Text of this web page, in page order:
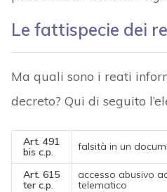
Le fattispecie dei
Ma quali sono i reati
decreto? Qui di seguito
Art. 491
bis c.p.
falsità in un
Art. 615
ter c.p.
accesso abusivo
telematico